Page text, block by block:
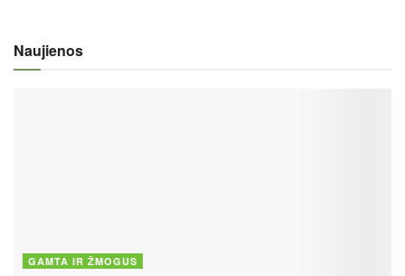
Naujienos
GAMTA IR ŽMOGUS